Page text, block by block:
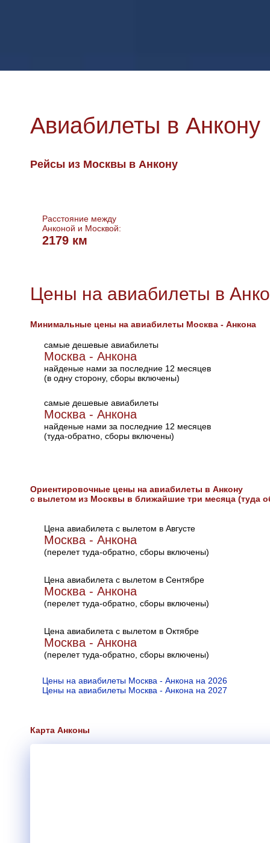
Авиабилеты в Анкону
Рейсы из Москвы в Анкону
Расстояние между
Анконой и Москвой:
2179 км
Цены на авиабилеты в
Минимальные цены на авиабилеты Москва - Анкона
самые дешевые авиабилеты
Москва - Анкона
найденые нами за последние 12 месяцев
(в одну сторону, сборы включены)
самые дешевые авиабилеты
Москва - Анкона
найденые нами за последние 12 месяцев
(туда-обратно, сборы включены)
Ориентировочные цены на авиабилеты в Анкону
с вылетом из Москвы в ближайшие три месяца (туда
Цена авиабилета с вылетом в Августе
Москва - Анкона
(перелет туда-обратно, сборы включены)
Цена авиабилета с вылетом в Сентябре
Москва - Анкона
(перелет туда-обратно, сборы включены)
Цена авиабилета с вылетом в Октябре
Москва - Анкона
(перелет туда-обратно, сборы включены)
Цены на авиабилеты Москва - Анкона на 2026
Цены на авиабилеты Москва - Анкона на 2027
Карта Анконы